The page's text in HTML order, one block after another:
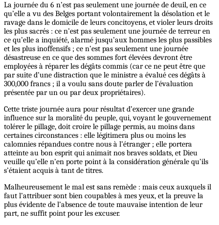
La journée du 6 n’est pas seulement une journée de deuil, en ce
qu’elle a vu des Belges portant volontairement la désolation et le
ravage dans le domicile de leurs concitoyens, et violer leurs droits
les plus sacrés : ce n’est pas seulement une journée de terreur en
ce qu’elle a inquiété, alarmé jusqu’aux hommes les plus passibles
et les plus inoffensifs ; ce n’est pas seulement une journée
désastreuse en ce que des sommes fort élevées devront être
employées à réparer les dégâts commis (car ce ne peut être que
par suite d’une distraction que le ministre a évalué ces dégâts à
300,000 francs ; il a voulu sans doute parler de l’évaluation
présentée par un ou par deux propriétaires).
Cette triste journée aura pour résultat d’exercer une grande
influence sur la moralité du peuple, qui, voyant le gouvernement
tolérer le pillage, doit croire le pillage permis, au moins dans
certaines circonstances : elle légitimera plus ou moins les
calomnies répandues contre nous à l’étranger ; elle portera
atteinte au bon esprit qui animait nos braves soldats, et Dieu
veuille qu’elle n’en porte point à la considération générale qu’ils
s’étaient acquis à tant de titres.
Malheureusement le mal est sans remède : mais ceux auxquels il
faut l’attribuer sont bien coupables à mes yeux, et la preuve la
plus évidente de l’absence de toute mauvaise intention de leur
part, ne suffit point pour les excuser.